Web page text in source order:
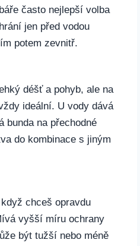
často nejlepší volba
jen před vodou
potem zevnitř.
déšť a pohyb, ale na
ideální. U vody dává
bunda na přechodné
do kombinace s jiným
chceš opravdu
vyšší míru ochrany
být tužší nebo méně